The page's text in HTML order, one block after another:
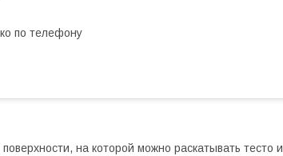
по телефону
на которой можно раскатывать тесто и